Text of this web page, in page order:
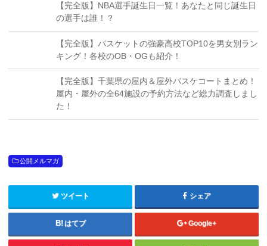
【完全版】NBA選手誕生日一覧！あなたと同じ誕生日
の選手は誰！？
【完全版】バスケットの強豪高校TOP10を男女別ラン
キング！各校のOB・OGも紹介！
【完全版】千葉県の屋内＆屋外バスケコートまとめ！
屋内・屋外の全64施設の予約方法など総力調査しまし
た！
公開メルマガ
ツイート シェア
はてブ Google+